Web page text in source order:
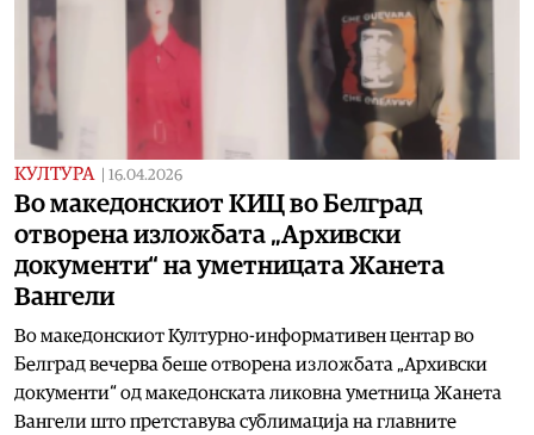
КУЛТУРА 16.04.2026
Во македонскиот КИЦ во Белград
отворена изложбата „Архивски
документи“ на уметницата Жанета
Вангели
Во македонскиот Културно-информативен центар во
Белград вечерва беше отворена изложбата „Архивски
документи“ од македонската ликовна уметница Жанета
Вангели што претставува сублимација на главните